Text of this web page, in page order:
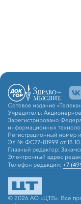
Сетевое издание
Учредитель:
Зарегистрировано
информационных
Регистрационный номер
Эл № ФС77-81999 от
Главный редактор:
Электронный адрес
Телефон редакции: +7
© 2026 АО «ЦТВ». Все